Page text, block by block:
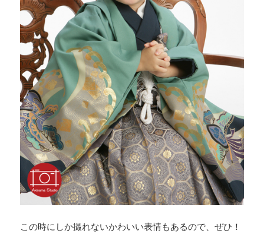
この時にしか撮れないかわいい表情もあるので、ぜひ！